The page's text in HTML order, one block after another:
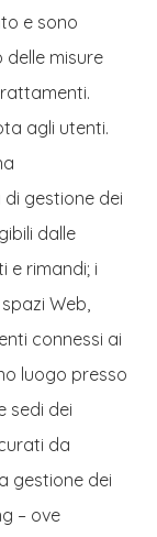
e sono
misure
agli utenti.
gestione dei
dalle
e rimandi; i
Web,
connessi ai
luogo presso
sedi dei
da
gestione dei
– ove